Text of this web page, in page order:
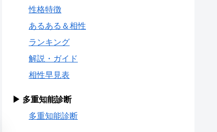
性格特徴
あるある＆相性
ランキング
解説・ガイド
相性早見表
▶ 多重知能診断
多重知能診断